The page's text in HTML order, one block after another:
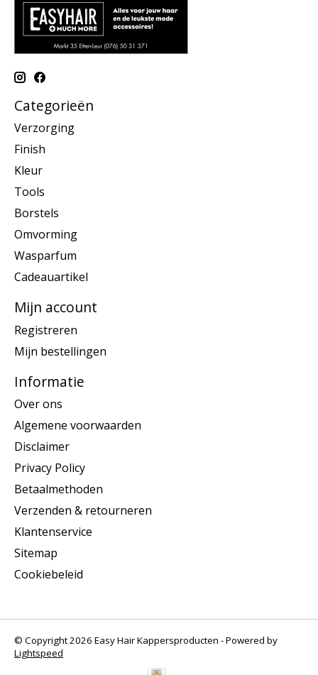
Categorieën
Verzorging
Finish
Kleur
Tools
Borstels
Omvorming
Wasparfum
Cadeauartikel
Mijn account
Registreren
Mijn bestellingen
Informatie
Over ons
Algemene voorwaarden
Disclaimer
Privacy Policy
Betaalmethoden
Verzenden & retourneren
Klantenservice
Sitemap
Cookiebeleid
© Copyright 2026 Easy Hair Kappersproducten - Powered by
Lightspeed